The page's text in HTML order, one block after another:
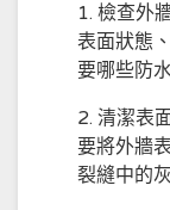
1. 檢查外
表面狀態
要哪些防
2. 清潔表
要將外牆
裂縫中的